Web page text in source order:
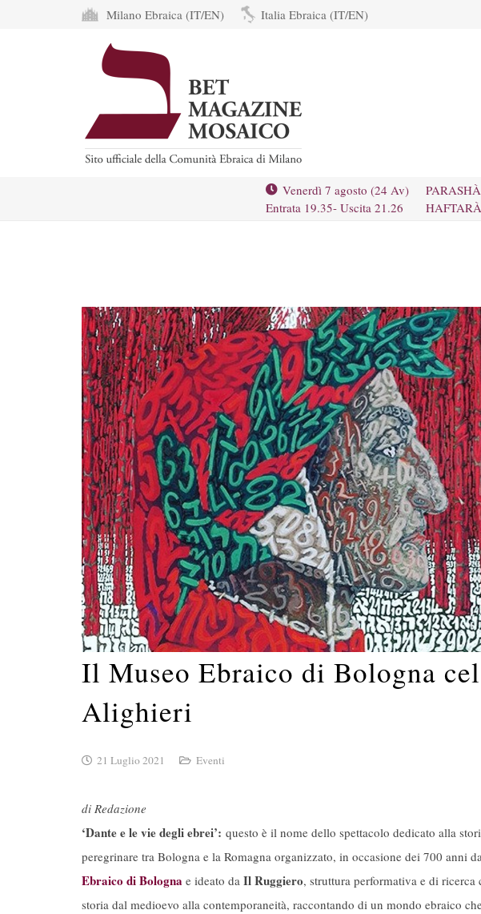
Milano Ebraica (IT/EN) Italia Ebraica (IT/EN)
Venerdì 7 agosto (24 Av)
Entrata 19.35- Uscita 21.26
Il Museo Ebraico di Bologna
Alighieri
21 Luglio 2021 Eventi
di Redazione
‘Dante e le vie degli ebrei’: questo è il nome dello spettacolo dedicato alla
peregrinare tra Bologna e la Romagna organizzato, in occasione dei 700 anni
Ebraico di Bologna e ideato da Il Ruggiero, struttura performativa e di
storia dal medioevo alla contemporaneità, raccontando di un mondo ebraico